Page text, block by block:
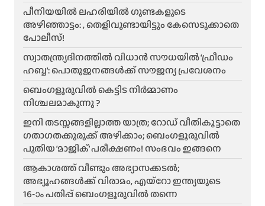
പീനിയയിൽ ലഹരിയിൽ ഗുണ്ടകളുടെ
അഴിഞ്ഞാട്ടം: , തെളിവുണ്ടായിട്ടും കേസെടുക്കാതെ
പോലീസ്!
സ്വാതന്ത്ര്യദിനത്തിൽ വിധാൻ സൗധയിൽ ‘ഫ്രീഡം
ഹബ്ബ’: പൊതുജനങ്ങൾക്ക് സൗജന്യ പ്രവേശനം
ബെംഗളൂരുവിൽ കെട്ടിട നിർമ്മാണം
നിശ്ചലമാകുന്നു ?
ഇനി തടസ്സങ്ങളില്ലാത്ത യാത്ര; റോഡ് വീതികൂട്ടാതെ
ഗതാഗതക്കുരുക്ക് അഴിക്കാം; ബെംഗളൂരുവിൽ
പുതിയ ‘മാജിക്’ പരീക്ഷണം! സംഭവം ഇങ്ങനെ
ആകാശത്ത് വീണ്ടും അഭ്യാസക്കടൽ;
അഭ്യൂഹങ്ങൾക്ക് വിരാമം, എയ്റോ ഇന്ത്യയുടെ
16-ാം പതിപ്പ് ബെംഗളൂരുവിൽ തന്നെ